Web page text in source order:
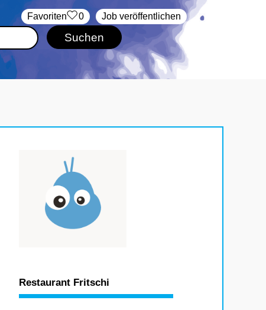
Job veröffentlichen
‏Favoriten 0
Restaurant Fritschi